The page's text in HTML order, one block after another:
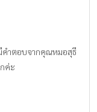
มีคำตอบจากคุณหมอสุธี
ค่ะ